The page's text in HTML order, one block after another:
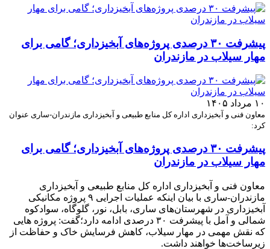
پیشرفت ۳۰ درصدی پروژه‌های آبخیزداری؛ گامی برای
مهار سیلاب در مازندران
۱۰ مرداد ۱۴۰۵
معاون فنی و آبخیزداری اداره کل منابع طبیعی و آبخیزداری مازندران-ساری عنوان
کرد:
پیشرفت ۳۰ درصدی پروژه‌های آبخیزداری؛ گامی برای
مهار سیلاب در مازندران
معاون فنی و آبخیزداری اداره کل منابع طبیعی و آبخیزداری
مازندران-ساری با بیان اینکه عملیات اجرایی ۹ پروژه مکانیکی
آبخیزداری در شهرستان‌های ساری، بابل، نور، گلوگاه، سوادکوه
شمالی و آمل با پیشرفت ۳۰ درصدی ادامه دارد؛گفت: پروژه هایی
که نقش مهمی در مهار سیلاب، کاهش فرسایش خاک و حفاظت از
زیرساخت‌ها خواهند داشت.